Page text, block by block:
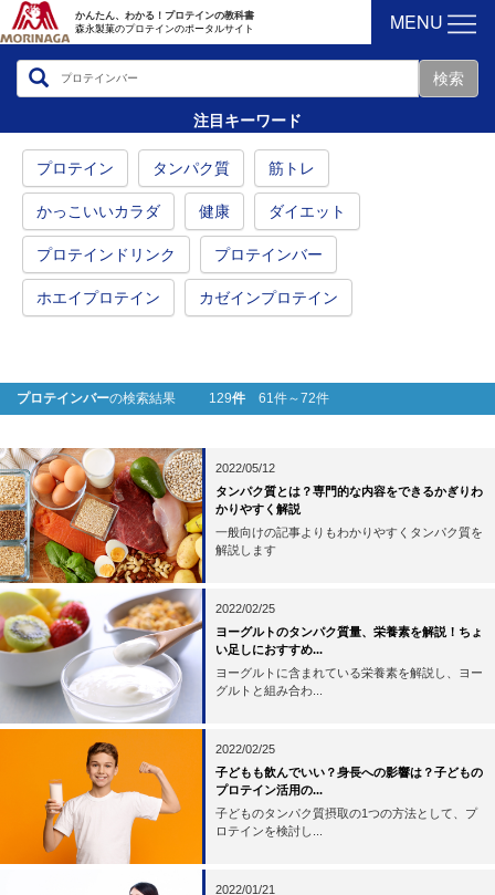
かんたん、わかる！プロテインの教科書
森永製菓のプロテインのポータルサイト
MENU
注目キーワード
プロテイン タンパク質 筋トレ
かっこいいカラダ 健康 ダイエット
プロテインドリンク プロテインバー
ホエイプロテイン カゼインプロテイン
プロテインバーの検索結果 129件 61件～72件
2022/05/12
タンパク質とは？専門的な内容をできるかぎりわ
かりやすく解説
一般向けの記事よりもわかりやすくタンパク質を
解説します
2022/02/25
ヨーグルトのタンパク質量、栄養素を解説！ちょ
い足しにおすすめ...
ヨーグルトに含まれている栄養素を解説し、ヨー
グルトと組み合わ...
2022/02/25
子どもも飲んでいい？身長への影響は？子どもの
プロテイン活用の...
子どものタンパク質摂取の1つの方法として、プ
ロテインを検討し...
2022/01/21